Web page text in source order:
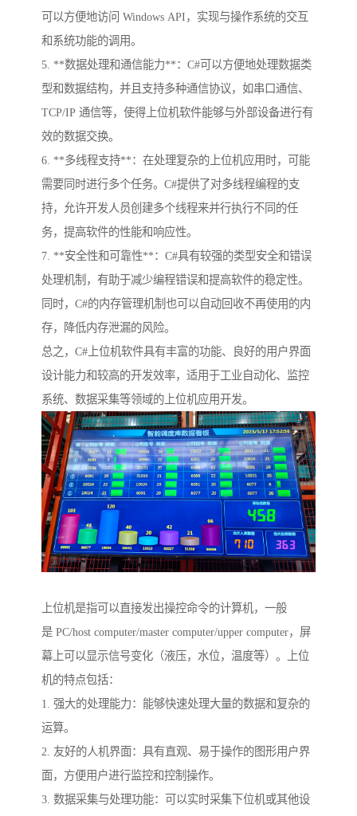
可以方便地访问 Windows API，实现与操作系统的交互
和系统功能的调用。
5. **数据处理和通信能力**：C#可以方便地处理数据类
型和数据结构，并且支持多种通信协议，如串口通信、
TCP/IP 通信等，使得上位机软件能够与外部设备进行有
效的数据交换。
6. **多线程支持**：在处理复杂的上位机应用时，可能
需要同时进行多个任务。C#提供了对多线程编程的支
持，允许开发人员创建多个线程来并行执行不同的任
务，提高软件的性能和响应性。
7. **安全性和可靠性**：C#具有较强的类型安全和错误
处理机制，有助于减少编程错误和提高软件的稳定性。
同时，C#的内存管理机制也可以自动回收不再使用的内
存，降低内存泄漏的风险。
总之，C#上位机软件具有丰富的功能、良好的用户界面
设计能力和较高的开发效率，适用于工业自动化、监控
系统、数据采集等领域的上位机应用开发。
上位机是指可以直接发出操控命令的计算机，一般
是 PC/host computer/master computer/upper computer，屏
幕上可以显示信号变化（液压，水位，温度等）。上位
机的特点包括：
1. 强大的处理能力：能够快速处理大量的数据和复杂的
运算。
2. 友好的人机界面：具有直观、易于操作的图形用户界
面，方便用户进行监控和控制操作。
3. 数据采集与处理功能：可以实时采集下位机或其他设